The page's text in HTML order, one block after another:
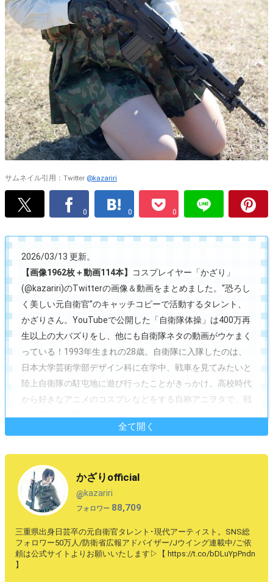
サムネイル引用：Twitter @kazariri
0 0 0
2026/03/13 更新。
【画像1962枚＋動画114本】
コスプレイヤー「かざり」
(@kazariri)のTwitterの画像＆動画をまとめました。“恐ろし
く美しい元自衛官”のキャッチコピーで活動するタレント、
かざりさん。YouTubeで公開した「自衛隊体操」は400万再
生以上の大バズりをし、他にも自衛隊ネタの動画がウケまく
っている！1993年生まれの28歳。自衛隊に入隊したのは、
日本大学芸術学部デザイン科に在学中、戦車を見てみたいと
陸上自衛隊の駐屯地に遊び行ったことがきっかけ。高校時代
から好きなアニメのコスプレなどをする自称アニヲタで、戦
車を見たいと思ったのはアニメ「ガルパン」にハマったから
だったとか。両親に反対されながらも入隊するも、大腿骨頭
職。その後は自衛隊の魅力を広めていくためにSNSをフル活
用して、様々な自衛隊コンテンツを制作→YouTubeを始
め、ツイッターではその美貌っぷりを生かしたコスプレやグ
ラビアが大人気！コミケで披露した武装JKコスプレや戦車
をバックに撮影したイメージ、それのみならず萌え萌えなメ
イド姿や着物姿などの普通コスプレも公開！そんなかざりさ
んの画像をぜひご覧あれ( ·∀·)！
全て開く
かざりofficial
@kazariri
フォロワー 88,709
三重県出身日芸卒の元自衛官タレント･現代アーティスト。SNS総
フォロワー50万人/防衛省広報アドバイザー/Jウイング連載中/ご依
頼は公式サイトよりお願いいたします▷【 https://t.co/bDLuYpPndn
】